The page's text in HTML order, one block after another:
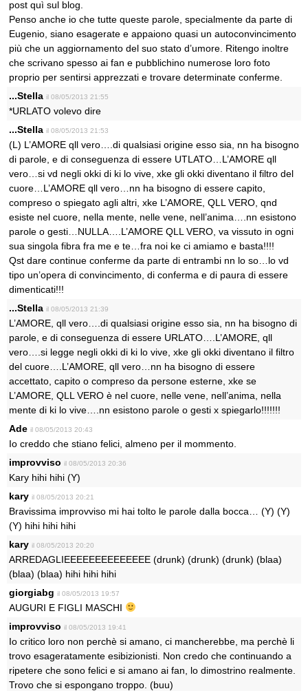
post quì sul blog.
Penso anche io che tutte queste parole, specialmente da parte di
Eugenio, siano esagerate e appaiono quasi un autoconvincimento
più che un aggiornamento del suo stato d’umore. Ritengo inoltre
che scrivano spesso ai fan e pubblichino numerose loro foto
proprio per sentirsi apprezzati e trovare determinate conferme.
...Stella il 08/05/2013 21:55
*URLATO volevo dire
...Stella il 08/05/2013 21:53
(L) L’AMORE qll vero….di qualsiasi origine esso sia, nn ha bisogno
di parole, e di conseguenza di essere UTLATO…L’AMORE qll
vero…si vd negli okki di ki lo vive, xke gli okki diventano il filtro del
cuore…L’AMORE qll vero…nn ha bisogno di essere capito,
compreso o spiegato agli altri, xke L’AMORE, QLL VERO, qnd
esiste nel cuore, nella mente, nelle vene, nell’anima….nn esistono
parole o gesti…NULLA….L’AMORE QLL VERO, va vissuto in ogni
sua singola fibra fra me e te…fra noi ke ci amiamo e basta!!!!
Qst dare continue conferme da parte di entrambi nn lo so…lo vd
tipo un’opera di convincimento, di conferma e di paura di essere
dimenticati!!!
...Stella il 08/05/2013 21:39
L’AMORE, qll vero….di qualsiasi origine esso sia, nn ha bisogno di
parole, e di conseguenza di essere URLATO….L’AMORE, qll
vero….si legge negli okki di ki lo vive, xke gli okki diventano il filtro
del cuore….L’AMORE, qll vero…nn ha bisogno di essere
accettato, capito o compreso da persone esterne, xke se
L’AMORE, QLL VERO è nel cuore, nelle vene, nell’anima, nella
mente di ki lo vive….nn esistono parole o gesti x spiegarlo!!!!!!!
Ade il 08/05/2013 20:43
Io creddo che stiano felici, almeno per il mommento.
improvviso il 08/05/2013 20:36
Kary hihi hihi (Y)
kary il 08/05/2013 20:21
Bravissima improvviso mi hai tolto le parole dalla bocca… (Y) (Y)
(Y) hihi hihi hihi
kary il 08/05/2013 20:20
ARREDAGLIEEEEEEEEEEEEEE (drunk) (drunk) (drunk) (blaa)
(blaa) (blaa) hihi hihi hihi
giorgiabg il 08/05/2013 19:57
AUGURI E FIGLI MASCHI
improvviso il 08/05/2013 19:41
Io critico loro non perchè si amano, ci mancherebbe, ma perchè li
trovo esageratamente esibizionisti. Non credo che continuando a
ripetere che sono felici e si amano ai fan, lo dimostrino realmente.
Trovo che si espongano troppo. (buu)